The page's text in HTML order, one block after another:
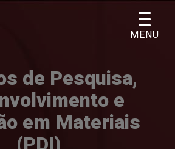
de Pesquisa,
e
em Materiais
(PDI)
MENU